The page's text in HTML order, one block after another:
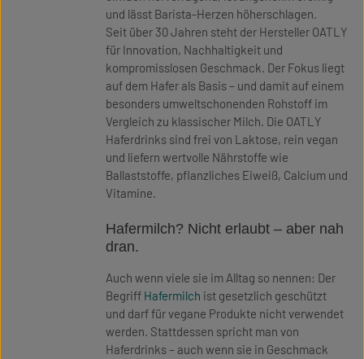
und lässt Barista-Herzen höherschlagen.
Seit über 30 Jahren steht der Hersteller OATLY
für Innovation, Nachhaltigkeit und
kompromisslosen Geschmack. Der Fokus liegt
auf dem Hafer als Basis – und damit auf einem
besonders umweltschonenden Rohstoff im
Vergleich zu klassischer Milch. Die OATLY
Haferdrinks sind frei von Laktose, rein vegan
und liefern wertvolle Nährstoffe wie
Ballaststoffe, pflanzliches Eiweiß, Calcium und
Vitamine.
Hafermilch? Nicht erlaubt – aber nah
dran.
Auch wenn viele sie im Alltag so nennen: Der
Begriff Hafermilch ist gesetzlich geschützt
und darf für vegane Produkte nicht verwendet
werden. Stattdessen spricht man von
Haferdrinks – auch wenn sie in Geschmack